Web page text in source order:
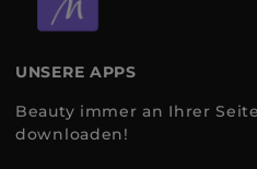
UNSERE APPS
Beauty immer an Ihrer
downloaden!